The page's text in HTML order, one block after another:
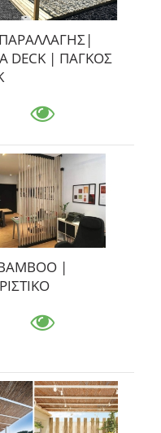
ΠΑΡΑΛΛΑΓΗΣ|
DECK | ΠΑΓΚΟΣ
ΒΑΜΒΟΟ |